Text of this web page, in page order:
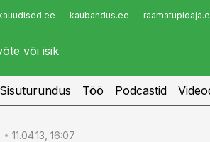
kaubandus.ee
Infopank
Sisuturundus Töö Podcastid
11.04.13, 16:07